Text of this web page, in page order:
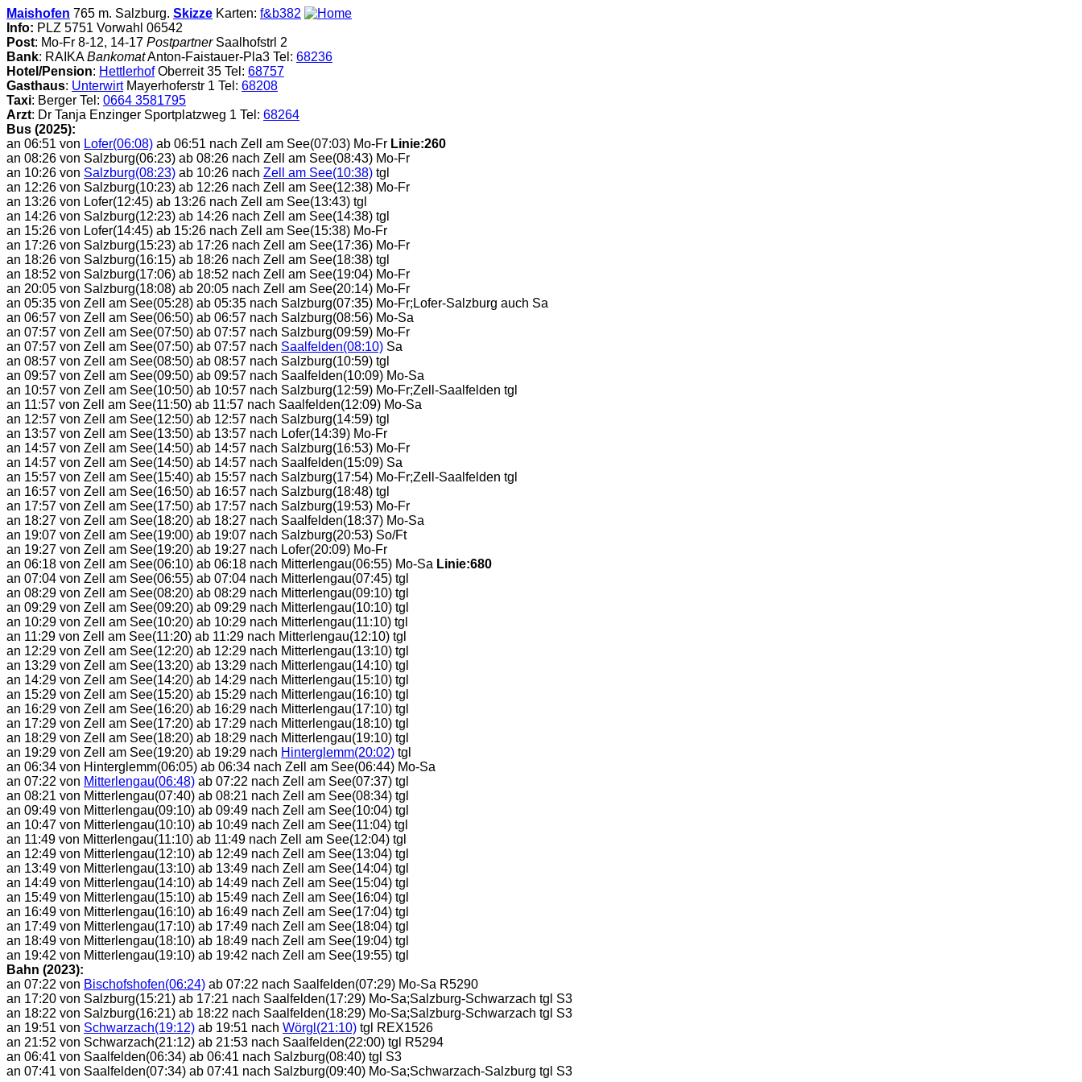
Maishofen 765 m. Salzburg. Skizze Karten: f&b382
Info: PLZ 5751 Vorwahl 06542
Post: Mo-Fr 8-12, 14-17 PostpartnerSaalhofstrl 2
Bank: RAIKABankomatAnton-Faistauer-Pla3 Tel: 68236
Hotel/Pension: HettlerhofOberreit 35 Tel: 68757
Gasthaus: UnterwirtMayerhoferstr 1 Tel: 68208
Taxi: Berger Tel: 0664 3581795
Arzt: Dr Tanja Enzinger Sportplatzweg 1 Tel: 68264
Bus (2025):
an 06:51 von Lofer(06:08) ab 06:51 nach Zell am See(07:03) Mo-Fr Linie:260
an 08:26 von Salzburg(06:23) ab 08:26 nach Zell am See(08:43) Mo-Fr
an 10:26 von Salzburg(08:23) ab 10:26 nach Zell am See(10:38) tgl
an 12:26 von Salzburg(10:23) ab 12:26 nach Zell am See(12:38) Mo-Fr
an 13:26 von Lofer(12:45) ab 13:26 nach Zell am See(13:43) tgl
an 14:26 von Salzburg(12:23) ab 14:26 nach Zell am See(14:38) tgl
an 15:26 von Lofer(14:45) ab 15:26 nach Zell am See(15:38) Mo-Fr
an 17:26 von Salzburg(15:23) ab 17:26 nach Zell am See(17:36) Mo-Fr
an 18:26 von Salzburg(16:15) ab 18:26 nach Zell am See(18:38) tgl
an 18:52 von Salzburg(17:06) ab 18:52 nach Zell am See(19:04) Mo-Fr
an 20:05 von Salzburg(18:08) ab 20:05 nach Zell am See(20:14) Mo-Fr
an 05:35 von Zell am See(05:28) ab 05:35 nach Salzburg(07:35) Mo-Fr;Lofer-Salzburg auch Sa
an 06:57 von Zell am See(06:50) ab 06:57 nach Salzburg(08:56) Mo-Sa
an 07:57 von Zell am See(07:50) ab 07:57 nach Salzburg(09:59) Mo-Fr
an 07:57 von Zell am See(07:50) ab 07:57 nach Saalfelden(08:10) Sa
an 08:57 von Zell am See(08:50) ab 08:57 nach Salzburg(10:59) tgl
an 09:57 von Zell am See(09:50) ab 09:57 nach Saalfelden(10:09) Mo-Sa
an 10:57 von Zell am See(10:50) ab 10:57 nach Salzburg(12:59) Mo-Fr;Zell-Saalfelden tgl
an 11:57 von Zell am See(11:50) ab 11:57 nach Saalfelden(12:09) Mo-Sa
an 12:57 von Zell am See(12:50) ab 12:57 nach Salzburg(14:59) tgl
an 13:57 von Zell am See(13:50) ab 13:57 nach Lofer(14:39) Mo-Fr
an 14:57 von Zell am See(14:50) ab 14:57 nach Salzburg(16:53) Mo-Fr
an 14:57 von Zell am See(14:50) ab 14:57 nach Saalfelden(15:09) Sa
an 15:57 von Zell am See(15:40) ab 15:57 nach Salzburg(17:54) Mo-Fr;Zell-Saalfelden tgl
an 16:57 von Zell am See(16:50) ab 16:57 nach Salzburg(18:48) tgl
an 17:57 von Zell am See(17:50) ab 17:57 nach Salzburg(19:53) Mo-Fr
an 18:27 von Zell am See(18:20) ab 18:27 nach Saalfelden(18:37) Mo-Sa
an 19:07 von Zell am See(19:00) ab 19:07 nach Salzburg(20:53) So/Ft
an 19:27 von Zell am See(19:20) ab 19:27 nach Lofer(20:09) Mo-Fr
an 06:18 von Zell am See(06:10) ab 06:18 nach Mitterlengau(06:55) Mo-Sa Linie:680
an 07:04 von Zell am See(06:55) ab 07:04 nach Mitterlengau(07:45) tgl
an 08:29 von Zell am See(08:20) ab 08:29 nach Mitterlengau(09:10) tgl
an 09:29 von Zell am See(09:20) ab 09:29 nach Mitterlengau(10:10) tgl
an 10:29 von Zell am See(10:20) ab 10:29 nach Mitterlengau(11:10) tgl
an 11:29 von Zell am See(11:20) ab 11:29 nach Mitterlengau(12:10) tgl
an 12:29 von Zell am See(12:20) ab 12:29 nach Mitterlengau(13:10) tgl
an 13:29 von Zell am See(13:20) ab 13:29 nach Mitterlengau(14:10) tgl
an 14:29 von Zell am See(14:20) ab 14:29 nach Mitterlengau(15:10) tgl
an 15:29 von Zell am See(15:20) ab 15:29 nach Mitterlengau(16:10) tgl
an 16:29 von Zell am See(16:20) ab 16:29 nach Mitterlengau(17:10) tgl
an 17:29 von Zell am See(17:20) ab 17:29 nach Mitterlengau(18:10) tgl
an 18:29 von Zell am See(18:20) ab 18:29 nach Mitterlengau(19:10) tgl
an 19:29 von Zell am See(19:20) ab 19:29 nach Hinterglemm(20:02) tgl
an 06:34 von Hinterglemm(06:05) ab 06:34 nach Zell am See(06:44) Mo-Sa
an 07:22 von Mitterlengau(06:48) ab 07:22 nach Zell am See(07:37) tgl
an 08:21 von Mitterlengau(07:40) ab 08:21 nach Zell am See(08:34) tgl
an 09:49 von Mitterlengau(09:10) ab 09:49 nach Zell am See(10:04) tgl
an 10:47 von Mitterlengau(10:10) ab 10:49 nach Zell am See(11:04) tgl
an 11:49 von Mitterlengau(11:10) ab 11:49 nach Zell am See(12:04) tgl
an 12:49 von Mitterlengau(12:10) ab 12:49 nach Zell am See(13:04) tgl
an 13:49 von Mitterlengau(13:10) ab 13:49 nach Zell am See(14:04) tgl
an 14:49 von Mitterlengau(14:10) ab 14:49 nach Zell am See(15:04) tgl
an 15:49 von Mitterlengau(15:10) ab 15:49 nach Zell am See(16:04) tgl
an 16:49 von Mitterlengau(16:10) ab 16:49 nach Zell am See(17:04) tgl
an 17:49 von Mitterlengau(17:10) ab 17:49 nach Zell am See(18:04) tgl
an 18:49 von Mitterlengau(18:10) ab 18:49 nach Zell am See(19:04) tgl
an 19:42 von Mitterlengau(19:10) ab 19:42 nach Zell am See(19:55) tgl
Bahn (2023):
an 07:22 von Bischofshofen(06:24) ab 07:22 nach Saalfelden(07:29) Mo-Sa R5290
an 17:20 von Salzburg(15:21) ab 17:21 nach Saalfelden(17:29) Mo-Sa;Salzburg-Schwarzach tgl S3
an 18:22 von Salzburg(16:21) ab 18:22 nach Saalfelden(18:29) Mo-Sa;Salzburg-Schwarzach tgl S3
an 19:51 von Schwarzach(19:12) ab 19:51 nach Wörgl(21:10) tgl REX1526
an 21:52 von Schwarzach(21:12) ab 21:53 nach Saalfelden(22:00) tgl R5294
an 06:41 von Saalfelden(06:34) ab 06:41 nach Salzburg(08:40) tgl S3
an 07:41 von Saalfelden(07:34) ab 07:41 nach Salzburg(09:40) Mo-Sa;Schwarzach-Salzburg tgl S3